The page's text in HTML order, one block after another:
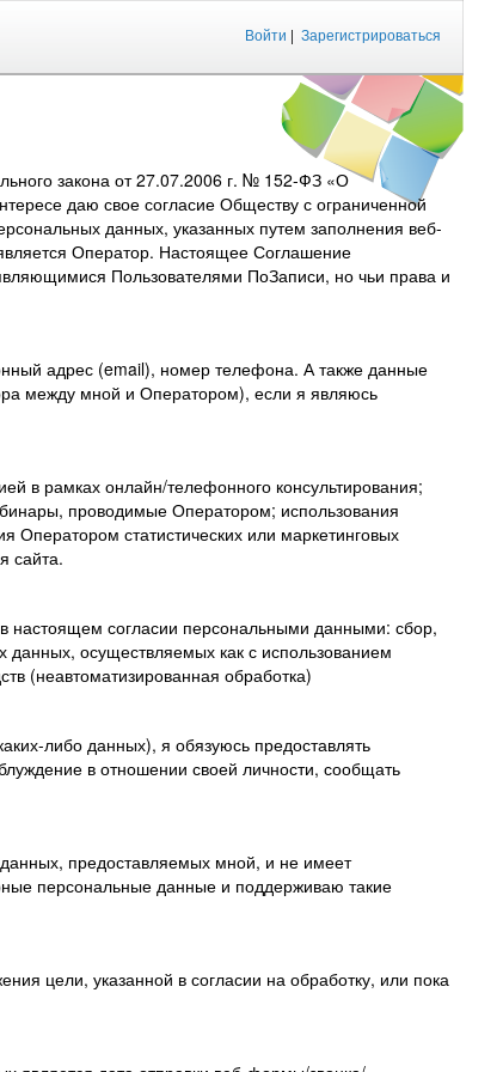
Войти | Зарегистрироваться
закона от 27.07.2006 г. № 152-ФЗ «О
даю свое согласие Обществу с ограниченной
данных, указанных путем заполнения веб-
Оператор. Настоящее Соглашение
Пользователями ПоЗаписи, но чьи права и
адрес (email), номер телефона. А также данные
между мной и Оператором), если я являюсь
в рамках онлайн/телефонного консультирования;
проводимые Оператором; использования
статистических или маркетинговых
сайта.
настоящем согласии персональными данными: сбор,
данных, осуществляемых как с использованием
(неавтоматизированная обработка)
либо данных), я обязуюсь предоставлять
в отношении своей личности, сообщать
предоставляемых мной, и не имеет
персональные данные и поддерживаю такие
цели, указанной в согласии на обработку, или пока